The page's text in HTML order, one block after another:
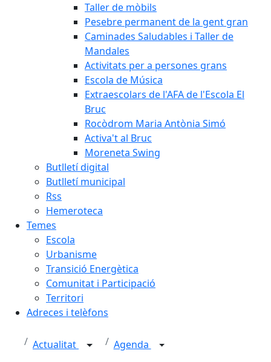
Taller de mòbils
Pesebre permanent de la gent gran
Caminades Saludables i Taller de
Mandales
Activitats per a persones grans
Escola de Música
Extraescolars de l'AFA de l'Escola El
Bruc
Rocòdrom Maria Antònia Simó
Activa't al Bruc
Moreneta Swing
Butlletí digital
Butlletí municipal
Rss
Hemeroteca
Temes
Escola
Urbanisme
Transició Energètica
Comunitat i Participació
Territori
Adreces i telèfons
Actualitat Agenda